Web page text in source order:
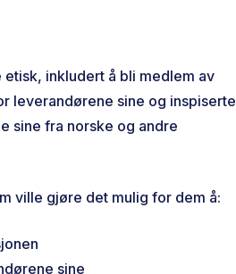
inkludert å bli medlem av
leverandørene sine og inspiserte
sine fra norske og andre
ville gjøre det mulig for dem å:
sine